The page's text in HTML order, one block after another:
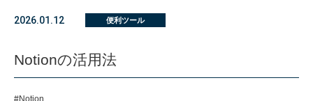
KAIZENサポート
BOOTサポート
2026.01.12 便利ツール
Notionの活用法
#Notion